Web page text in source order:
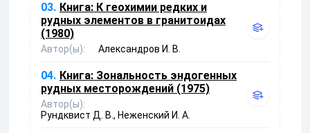
03. Книга: К геохимии редких и
рудных элементов в гранитоидах
(1980)
Автор(ы): Александров И. В.
04. Книга: Зональность эндогенных
рудных месторождений (1975)
Автор(ы):
Рундквист Д. В., Неженский И. А.